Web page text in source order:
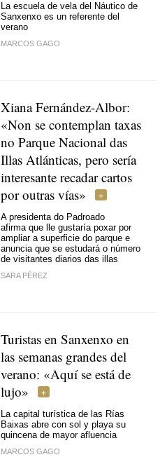
La escuela de vela del Náutico de
Sanxenxo es un referente del
verano
MARCOS GAGO
Xiana Fernández-Albor:
«Non se contemplan taxas
no Parque Nacional das
Illas Atlánticas, pero sería
interesante recadar cartos
por outras vías»
A presidenta do Padroado
afirma que lle gustaría poxar por
ampliar a superficie do parque e
anuncia que se estudará o número
de visitantes diarios das illas
SARA PÉREZ
Turistas en Sanxenxo en
las semanas grandes del
verano: «Aquí se está de
lujo»
La capital turística de las Rías
Baixas abre con sol y playa su
quincena de mayor afluencia
MARCOS GAGO